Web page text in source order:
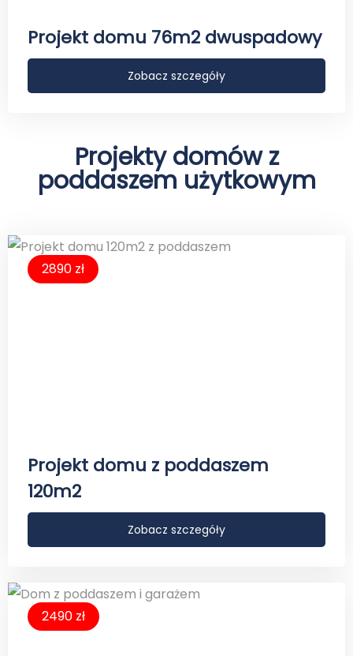
Projekt domu 76m2 dwuspadowy
Zobacz szczegóły
Projekty domów z
poddaszem użytkowym
2890 zł
Projekt domu z poddaszem
120m2
Zobacz szczegóły
2490 zł